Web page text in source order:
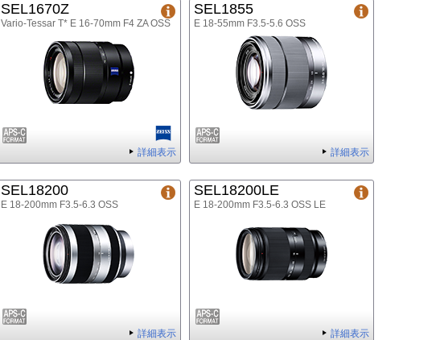
SEL1670Z
Vario-Tessar T* E 16-70mm F4 ZA OSS
詳細表示
SEL1855
E 18-55mm F3.5-5.6 OSS
詳細表示
SEL18200
E 18-200mm F3.5-6.3 OSS
詳細表示
SEL18200LE
E 18-200mm F3.5-6.3 OSS LE
詳細表示